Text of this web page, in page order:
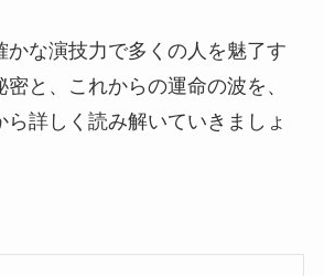
かな演技力で多くの人を魅了す
と、これからの運命の波を、
ら詳しく読み解いていきましょ